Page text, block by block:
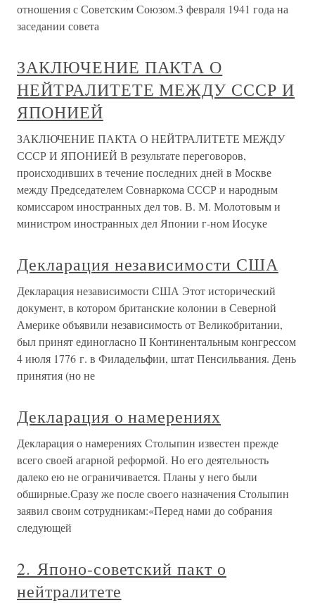
отношения с Советским Союзом.3 февраля 1941 года на
заседании совета
ЗАКЛЮЧЕНИЕ ПАКТА О
НЕЙТРАЛИТЕТЕ МЕЖДУ СССР И
ЯПОНИЕЙ
ЗАКЛЮЧЕНИЕ ПАКТА О НЕЙТРАЛИТЕТЕ МЕЖДУ
СССР И ЯПОНИЕЙ В результате переговоров,
происходивших в течение последних дней в Москве
между Председателем Совнаркома СССР и народным
комиссаром иностранных дел тов. В. М. Молотовым и
министром иностранных дел Японии г-ном Иосуке
Декларация независимости США
Декларация независимости США Этот исторический
документ, в котором британские колонии в Северной
Америке объявили независимость от Великобритании,
был принят единогласно II Континентальным конгрессом
4 июля 1776 г. в Филадельфии, штат Пенсильвания. День
принятия (но не
Декларация о намерениях
Декларация о намерениях Столыпин известен прежде
всего своей агарной реформой. Но его деятельность
далеко ею не ограничивается. Планы у него были
обширные.Сразу же после своего назначения Столыпин
заявил своим сотрудникам:«Перед нами до собрания
следующей
2. Японо-советский пакт о
нейтралитете